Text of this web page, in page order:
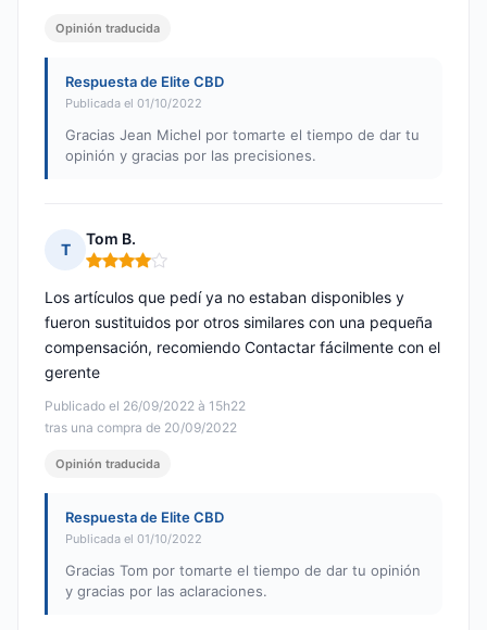
Opinión traducida
Respuesta de Elite CBD
Publicada el 01/10/2022
Gracias Jean Michel por tomarte el tiempo de dar tu
opinión y gracias por las precisiones.
T
Tom B.
Nota: 4 de 5
Publicado el 26/09/2022 à 15h22
tras una compra de 20/09/2022
Los artículos que pedí ya no estaban disponibles y
fueron sustituidos por otros similares con una pequeña
compensación, recomiendo Contactar fácilmente con el
gerente
Opinión traducida
Respuesta de Elite CBD
Publicada el 01/10/2022
Gracias Tom por tomarte el tiempo de dar tu opinión
y gracias por las aclaraciones.